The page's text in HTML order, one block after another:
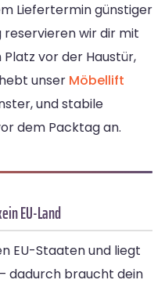
Liefertermin günstiger
wir dir mit
Platz vor der Haustür,
unser Möbellift
und stabile
dem Packtag an.
EU-Land
EU-Staaten und liegt
dadurch braucht dein